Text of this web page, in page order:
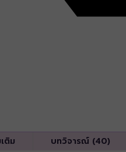
ติม บทวิจารณ์ (40)